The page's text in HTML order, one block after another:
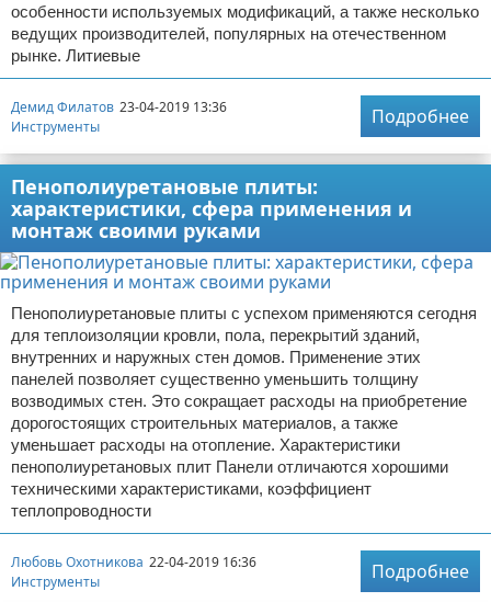
особенности используемых модификаций, а также несколько
ведущих производителей, популярных на отечественном
рынке. Литиевые
Демид Филатов 23-04-2019 13:36
Инструменты
Подробнее
Пенополиуретановые плиты:
характеристики, сфера применения и
монтаж своими руками
Пенополиуретановые плиты с успехом применяются сегодня
для теплоизоляции кровли, пола, перекрытий зданий,
внутренних и наружных стен домов. Применение этих
панелей позволяет существенно уменьшить толщину
возводимых стен. Это сокращает расходы на приобретение
дорогостоящих строительных материалов, а также
уменьшает расходы на отопление. Характеристики
пенополиуретановых плит Панели отличаются хорошими
техническими характеристиками, коэффициент
теплопроводности
Любовь Охотникова 22-04-2019 16:36
Инструменты
Подробнее